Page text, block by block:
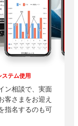
ステム使用
ン相談で、実面
客さまをお迎え
指名するのも可